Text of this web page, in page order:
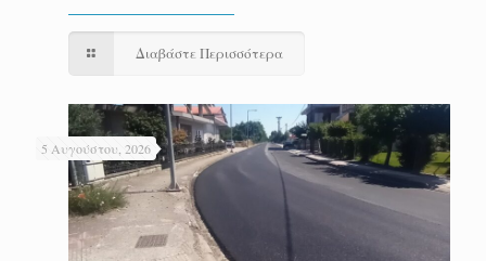
Διαβάστε Περισσότερα
5 Αυγούστου, 2026